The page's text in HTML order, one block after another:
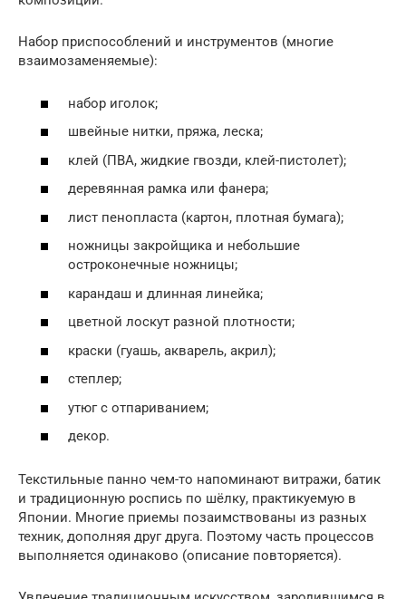
Набор приспособлений и инструментов (многие
взаимозаменяемые):
набор иголок;
швейные нитки, пряжа, леска;
клей (ПВА, жидкие гвозди, клей-пистолет);
деревянная рамка или фанера;
лист пенопласта (картон, плотная бумага);
ножницы закройщика и небольшие
остроконечные ножницы;
карандаш и длинная линейка;
цветной лоскут разной плотности;
краски (гуашь, акварель, акрил);
степлер;
утюг с отпариванием;
декор.
Текстильные панно чем-то напоминают витражи, батик
и традиционную роспись по шёлку, практикуемую в
Японии. Многие приемы позаимствованы из разных
техник, дополняя друг друга. Поэтому часть процессов
выполняется одинаково (описание повторяется).